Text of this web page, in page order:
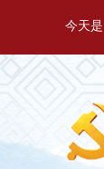
今天